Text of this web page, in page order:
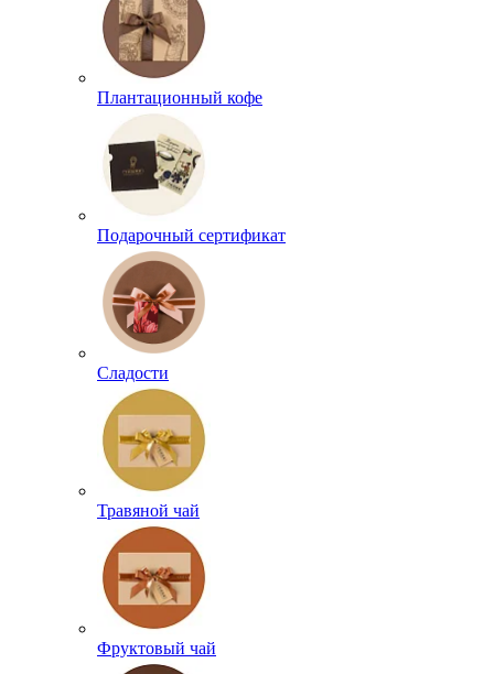
Плантационный кофе
Подарочный сертификат
Сладости
Травяной чай
Фруктовый чай